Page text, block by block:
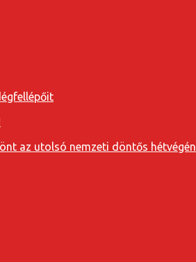
az utolsó nemzeti döntős hétvégén